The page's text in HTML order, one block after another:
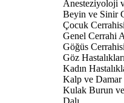
Anesteziyoloji
Beyin ve Sinir
Çocuk
Genel Cerrahi
Göğüs
Göz
Kadın
Kalp ve Damar
Kulak Burun